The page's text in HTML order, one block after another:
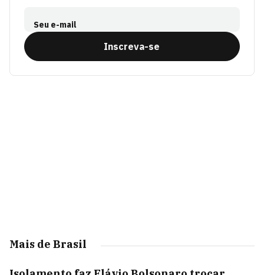
Seu e-mail
Inscreva-se
Mais de Brasil